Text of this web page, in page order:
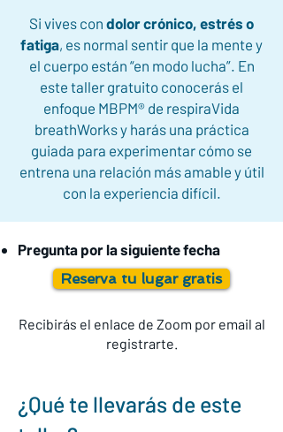
Si vives con dolor crónico, estrés o
fatiga, es normal sentir que la mente y
el cuerpo están “en modo lucha”. En
este taller gratuito conocerás el
enfoque MBPM® de respiraVida
breathWorks y harás una práctica
guiada para experimentar cómo se
entrena una relación más amable y útil
con la experiencia difícil.
Pregunta por la siguiente fecha
Reserva tu lugar gratis
Recibirás el enlace de Zoom por email al
registrarte.
¿Qué te llevarás de este